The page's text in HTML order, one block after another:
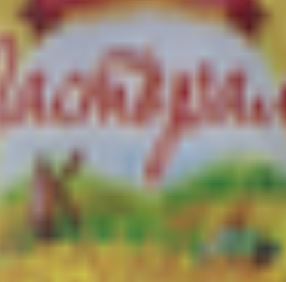
гр.В в/с
пшеницы.